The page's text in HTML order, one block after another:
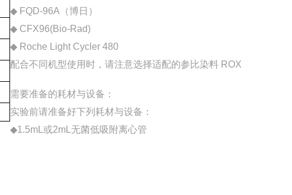
◆ FQD-96A（博日）
◆ CFX96(Bio-Rad)
◆ Roche Light Cycler 480
配合不同机型使用时，请注意选择适配的参比染料 ROX
需要准备的耗材与设备：
实验前请准备好下列耗材与设备：
◆1.5mL或2mL无菌低吸附离心管